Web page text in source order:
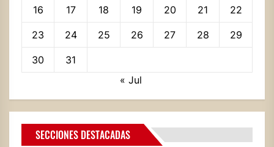
16 17 18 19 20 21 22
23 24 25 26 27 28 29
30
31
« Jul
SECCIONES DESTACADAS